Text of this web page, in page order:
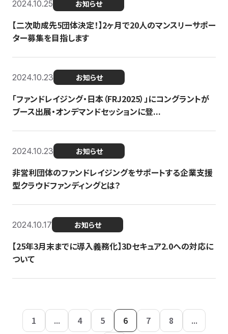
2024.10.25 お知らせ
【二次助成先5団体決定！】2ヶ月で20人のマンスリーサポー
ター募集を目指します
2024.10.23 お知らせ
「ファンドレイジング・日本（FRJ2025）」にコングラントが
ブース出展・オンデマンドセッションに登...
2024.10.23 お知らせ
非営利団体のファンドレイジングをサポートする企業支援
型クラウドファンディングとは？
2024.10.17 お知らせ
【25年3月末までに導入義務化】3Dセキュア2.0への対応に
ついて
1 ... 4 5 6 7 8
...